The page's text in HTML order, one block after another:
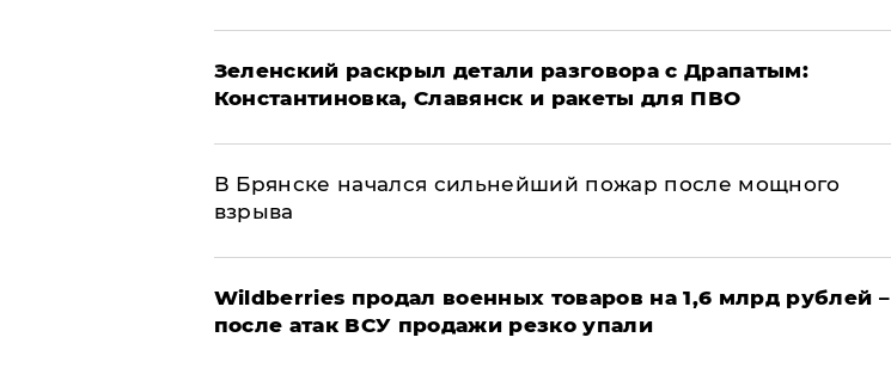
​Зеленский раскрыл детали разговора с Драпатым:
Константиновка, Славянск и ракеты для ПВО
В Брянске начался сильнейший пожар после мощного
взрыва
​Wildberries продал военных товаров на 1,6 млрд рублей –
после атак ВСУ продажи резко упали